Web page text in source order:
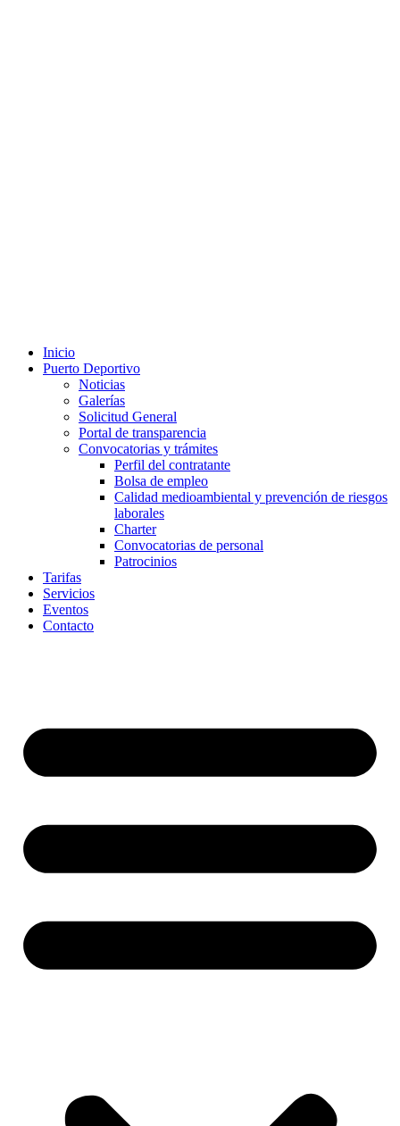
Inicio
Puerto Deportivo
Noticias
Galerías
Solicitud General
Portal de transparencia
Convocatorias y trámites
Perfil del contratante
Bolsa de empleo
Calidad medioambiental y prevención de riesgos
laborales
Charter
Convocatorias de personal
Patrocinios
Tarifas
Servicios
Eventos
Contacto